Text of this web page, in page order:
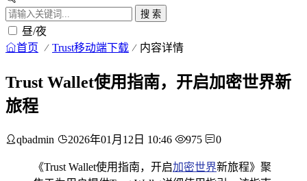
搜 索
昼/夜
首页 Trust移动端下载 内容详情
Trust Wallet使用指南，开启加密世界新
旅程
qbadmin 2026年01月12日 10:46 975 0
《Trust Wallet使用指南，开启加密世界新旅程》聚